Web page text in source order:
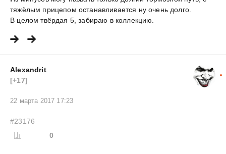
тяжёлым прицепом останавливается ну очень долго.
В целом твёрдая 5, забираю в коллекцию.
Alexandrit
[+17]
22 марта 2017 17:23
#23176
0